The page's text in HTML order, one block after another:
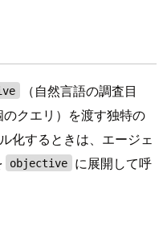
（自然言語の調査目
のクエリ）を渡す独特の
化するときは、エージェ
objective
に展開して呼